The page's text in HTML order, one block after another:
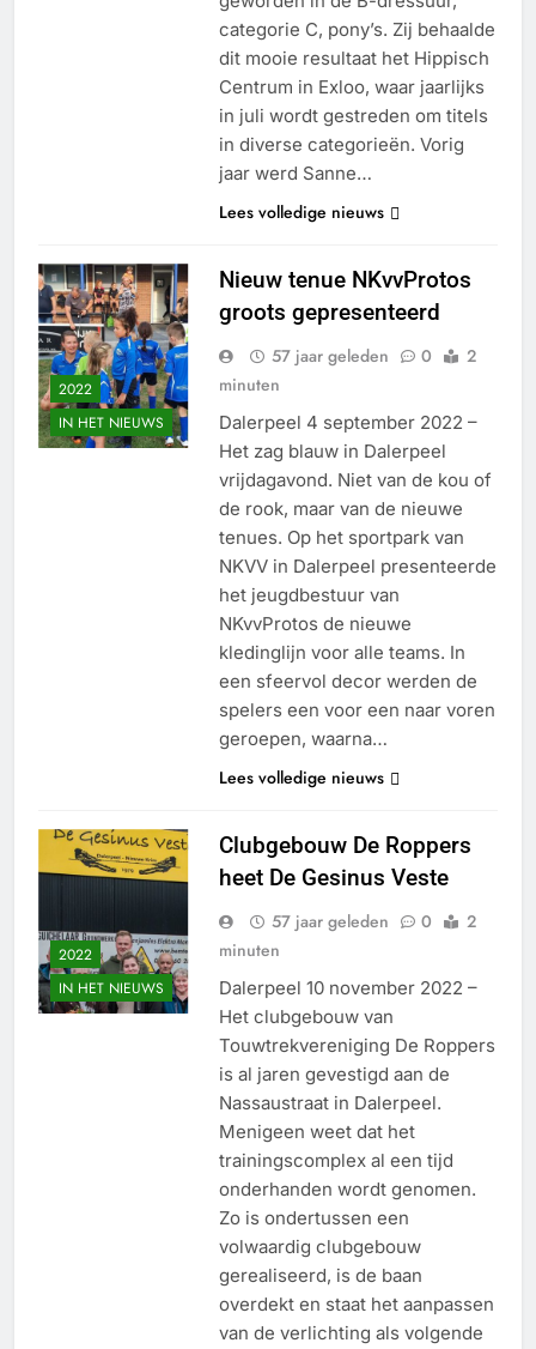
categorie C, pony’s. Zij behaalde
dit mooie resultaat het Hippisch
Centrum in Exloo, waar jaarlijks
in juli wordt gestreden om titels
in diverse categorieën. Vorig
jaar werd Sanne…
Lees volledige nieuws
2022
IN HET NIEUWS
Nieuw tenue NKvvProtos
groots gepresenteerd
57 jaar geleden 0
2
minuten
Dalerpeel 4 september 2022 –
Het zag blauw in Dalerpeel
vrijdagavond. Niet van de kou of
de rook, maar van de nieuwe
tenues. Op het sportpark van
NKVV in Dalerpeel presenteerde
het jeugdbestuur van
NKvvProtos de nieuwe
kledinglijn voor alle teams. In
een sfeervol decor werden de
spelers een voor een naar voren
geroepen, waarna…
Lees volledige nieuws
2022
IN HET NIEUWS
Clubgebouw De Roppers
heet De Gesinus Veste
57 jaar geleden 0
2
minuten
Dalerpeel 10 november 2022 –
Het clubgebouw van
Touwtrekvereniging De Roppers
is al jaren gevestigd aan de
Nassaustraat in Dalerpeel.
Menigeen weet dat het
trainingscomplex al een tijd
onderhanden wordt genomen.
Zo is ondertussen een
volwaardig clubgebouw
gerealiseerd, is de baan
overdekt en staat het aanpassen
van de verlichting als volgende